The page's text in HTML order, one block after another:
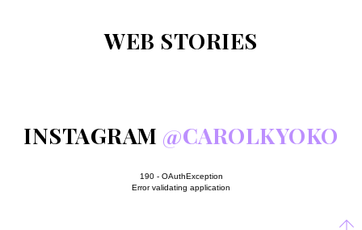
WEB STORIES
INSTAGRAM @CAROLKYOKO
190 - OAuthException
Error validating application